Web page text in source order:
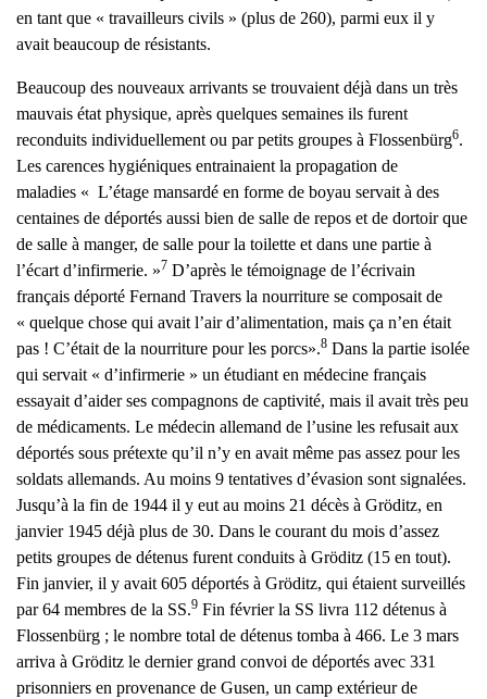
en tant que « travailleurs civils » (plus de 260), parmi eux il y
avait beaucoup de résistants.
Beaucoup des nouveaux arrivants se trouvaient déjà dans un très
mauvais état physique, après quelques semaines ils furent
reconduits individuellement ou par petits groupes à Flossenbürg6.
Les carences hygiéniques entrainaient la propagation de
maladies « L’étage mansardé en forme de boyau servait à des
centaines de déportés aussi bien de salle de repos et de dortoir que
de salle à manger, de salle pour la toilette et dans une partie à
l’écart d’infirmerie. »7 D’après le témoignage de l’écrivain
français déporté Fernand Travers la nourriture se composait de
« quelque chose qui avait l’air d’alimentation, mais ça n’en était
pas ! C’était de la nourriture pour les porcs».8 Dans la partie isolée
qui servait « d’infirmerie » un étudiant en médecine français
essayait d’aider ses compagnons de captivité, mais il avait très peu
de médicaments. Le médecin allemand de l’usine les refusait aux
déportés sous prétexte qu’il n’y en avait même pas assez pour les
soldats allemands. Au moins 9 tentatives d’évasion sont signalées.
Jusqu’à la fin de 1944 il y eut au moins 21 décès à Gröditz, en
janvier 1945 déjà plus de 30. Dans le courant du mois d’assez
petits groupes de détenus furent conduits à Gröditz (15 en tout).
Fin janvier, il y avait 605 déportés à Gröditz, qui étaient surveillés
par 64 membres de la SS.9 Fin février la SS livra 112 détenus à
Flossenbürg ; le nombre total de détenus tomba à 466. Le 3 mars
arriva à Gröditz le dernier grand convoi de déportés avec 331
prisonniers en provenance de Gusen, un camp extérieur de